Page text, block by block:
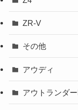
ZR-V
その他
アウディ
アウトランダ